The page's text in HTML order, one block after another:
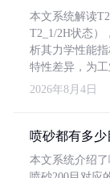
本文系统解读
T2_1/2H状态）
析其力学性能
特性差异，为工
2026年8月4日
喷砂都有多少
本文系统介绍